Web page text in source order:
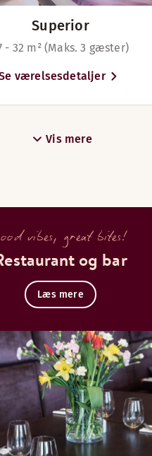
Superior
- 32 m² (Maks. 3 gæster)
værelsesdetaljer
Vis mere
vibes, great bites!
og bar
Læs mere